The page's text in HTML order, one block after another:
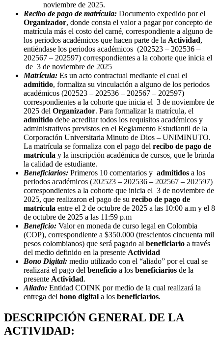
noviembre de 2025.
Recibo de pago de matrícula: Documento expedido por el
Organizador, donde consta el valor a pagar por concepto de
matrícula más el costo del carné, correspondiente a alguno de
los periodos académicos que hacen parte de la Actividad,
entiéndase los periodos académicos (202523 – 202536 –
202567 – 202597) correspondientes a la cohorte que inicia el
de 3 de noviembre de 2025
Matrícula: Es un acto contractual mediante el cual el
admitido, formaliza su vinculación a alguno de los periodos
académicos (202523 – 202536 – 202567 – 202597)
correspondientes a la cohorte que inicia el 3 de noviembre de
2025 del Organizador. Para formalizar la matrícula, el
admitido debe acreditar todos los requisitos académicos y
administrativos previstos en el Reglamento Estudiantil de la
Corporación Universitaria Minuto de Dios – UNIMINUTO.
La matrícula se formaliza con el pago del recibo de pago de
matrícula y la inscripción académica de cursos, que le brinda
la calidad de estudiante.
Beneficiarios: Primeros 10 comentarios y admitidos a los
periodos académicos (202523 – 202536 – 202567 – 202597)
correspondientes a la cohorte que inicia el 3 de noviembre de
2025, que realizaron el pago de su recibo de pago de
matrícula entre el 2 de octubre de 2025 a las 10:00 a.m y el 8
de octubre de 2025 a las 11:59 p.m
Beneficio: Valor en moneda de curso legal en Colombia
(COP), correspondiente a $350.000 (trescientos cincuenta mil
pesos colombianos) que será pagado al beneficiario a través
del medio definido en la presente Actividad
Bono Digital: medio utilizado con el “aliado” por el cual se
realizará el pago del beneficio a los beneficiarios de la
presente Actividad.
Aliado: Entidad COINK por medio de la cual realizará la
entrega del bono digital a los beneficiarios.
DESCRIPCIÓN GENERAL DE LA
ACTIVIDAD: